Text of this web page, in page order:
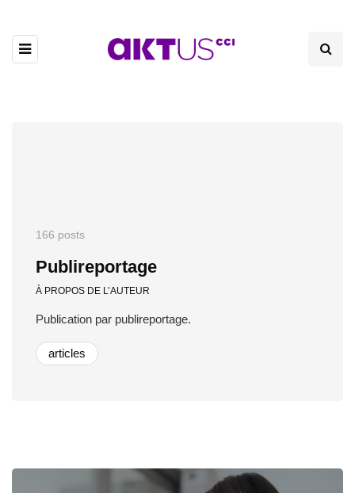
166 posts
Publireportage
À PROPOS DE L’AUTEUR
Publication par publireportage.
articles